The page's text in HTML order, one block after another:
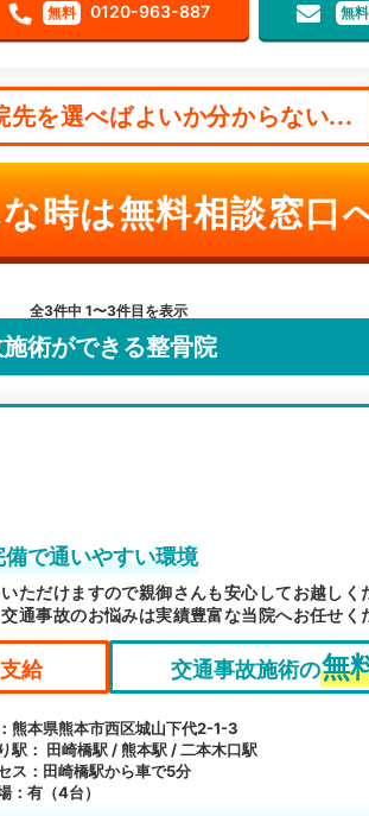
無料 0120-963-887 無料
先を選べばよいか分からない...
時は無料相談窓口
全3件中 1〜3件目を表示
術ができる整骨院
で通いやすい環境
ただけますので親御さんも安心してお越しく
通事故のお悩みは実績豊富な当院へお任せく
給 交通事故施術の無
熊本県熊本市西区城山下代2-1-3
駅： 田崎橋駅 / 熊本駅 / 二本木口駅
ス：田崎橋駅から車で5分
：有（4台）